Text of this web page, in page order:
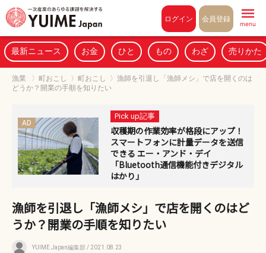
ログイン 会員登録
menu
最新ニュース お金 ひと もの わざ 売りかた
漁業 〉 町おこし 〉 町おこし 〉 漁師を引退し「漁師メシ」で店を開くのは
どうか？開業の手順を知りたい
AD
Pick up記事
収穫期の作業効率が格段にアップ！
スマートフォンに計量データを送信
できる エー・アンド・デイ
「Bluetooth通信機能付きデジタル
はかり」
漁師を引退し「漁師メシ」で店を開くのはど
うか？開業の手順を知りたい
YUIME Japan編集部 / 2021.08.23